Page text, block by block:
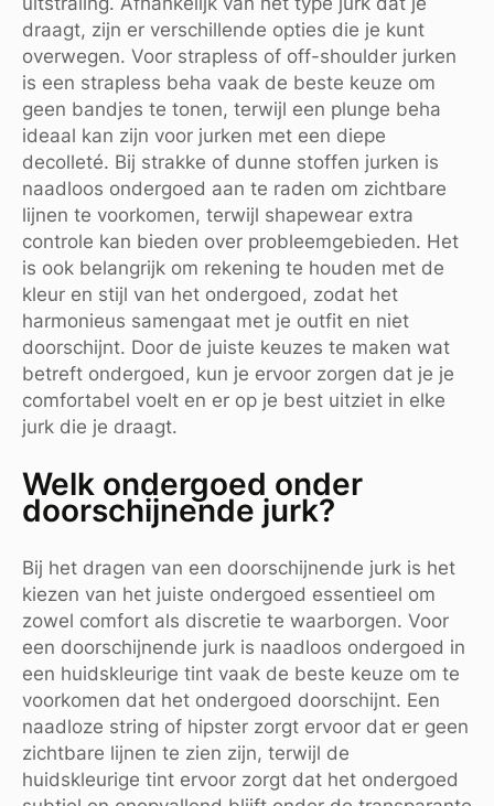
draagt, zijn er verschillende opties die je kunt
overwegen. Voor strapless of off-shoulder jurken
is een strapless beha vaak de beste keuze om
geen bandjes te tonen, terwijl een plunge beha
ideaal kan zijn voor jurken met een diepe
decolleté. Bij strakke of dunne stoffen jurken is
naadloos ondergoed aan te raden om zichtbare
lijnen te voorkomen, terwijl shapewear extra
controle kan bieden over probleemgebieden. Het
is ook belangrijk om rekening te houden met de
kleur en stijl van het ondergoed, zodat het
harmonieus samengaat met je outfit en niet
doorschijnt. Door de juiste keuzes te maken wat
betreft ondergoed, kun je ervoor zorgen dat je je
comfortabel voelt en er op je best uitziet in elke
jurk die je draagt.
Welk ondergoed onder
doorschijnende jurk?
Bij het dragen van een doorschijnende jurk is het
kiezen van het juiste ondergoed essentieel om
zowel comfort als discretie te waarborgen. Voor
een doorschijnende jurk is naadloos ondergoed in
een huidskleurige tint vaak de beste keuze om te
voorkomen dat het ondergoed doorschijnt. Een
naadloze string of hipster zorgt ervoor dat er geen
zichtbare lijnen te zien zijn, terwijl de
huidskleurige tint ervoor zorgt dat het ondergoed